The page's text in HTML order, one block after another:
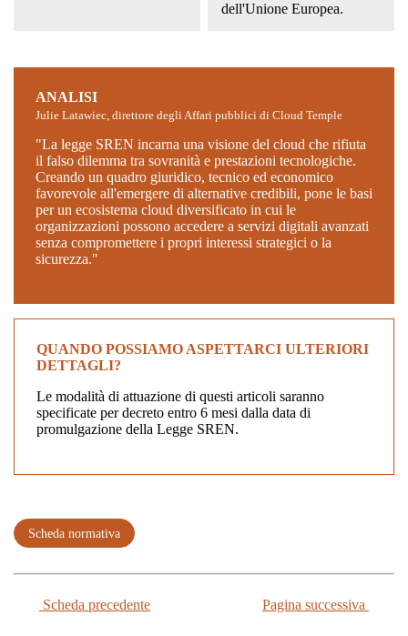
dell'Unione Europea.
ANALISI
Julie Latawiec, direttore degli Affari pubblici di Cloud Temple
"La legge SREN incarna una visione del cloud che rifiuta
il falso dilemma tra sovranità e prestazioni tecnologiche.
Creando un quadro giuridico, tecnico ed economico
favorevole all'emergere di alternative credibili, pone le basi
per un ecosistema cloud diversificato in cui le
organizzazioni possono accedere a servizi digitali avanzati
senza compromettere i propri interessi strategici o la
sicurezza."
QUANDO POSSIAMO ASPETTARCI ULTERIORI
DETTAGLI?
Le modalità di attuazione di questi articoli saranno
specificate per decreto entro 6 mesi dalla data di
promulgazione della Legge SREN.
Scheda normativa
Scheda precedente Pagina successiva